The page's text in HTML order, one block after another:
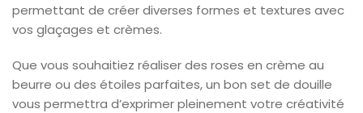
permettant de créer diverses formes et textures avec
vos glaçages et crèmes.
Que vous souhaitiez réaliser des roses en crème au
beurre ou des étoiles parfaites, un bon set de douille
vous permettra d’exprimer pleinement votre créativité